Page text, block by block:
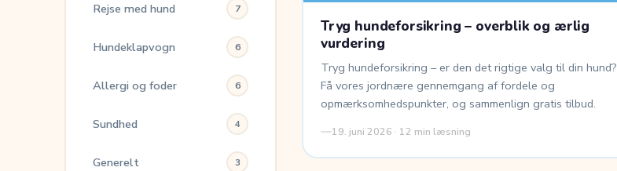
Rejse med hund 7
Hundeklapvogn 6
Allergi og foder 6
Sundhed 4
Generelt 3
Tryg hundeforsikring – overblik og ærlig
vurdering
Tryg hundeforsikring – er den det rigtige valg til din hund?
Få vores jordnære gennemgang af fordele og
opmærksomhedspunkter, og sammenlign gratis tilbud.
19. juni 2026 · 12 min læsning